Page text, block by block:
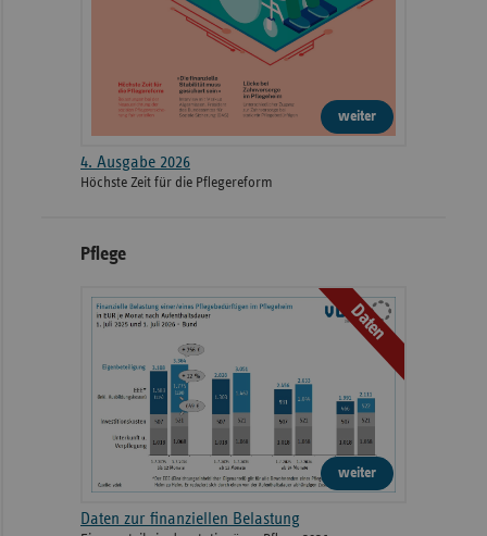
weiter
4. Ausgabe 2026
Höchste Zeit für die Pflegereform
Pflege
Daten
weiter
Daten zur finanziellen Belastung